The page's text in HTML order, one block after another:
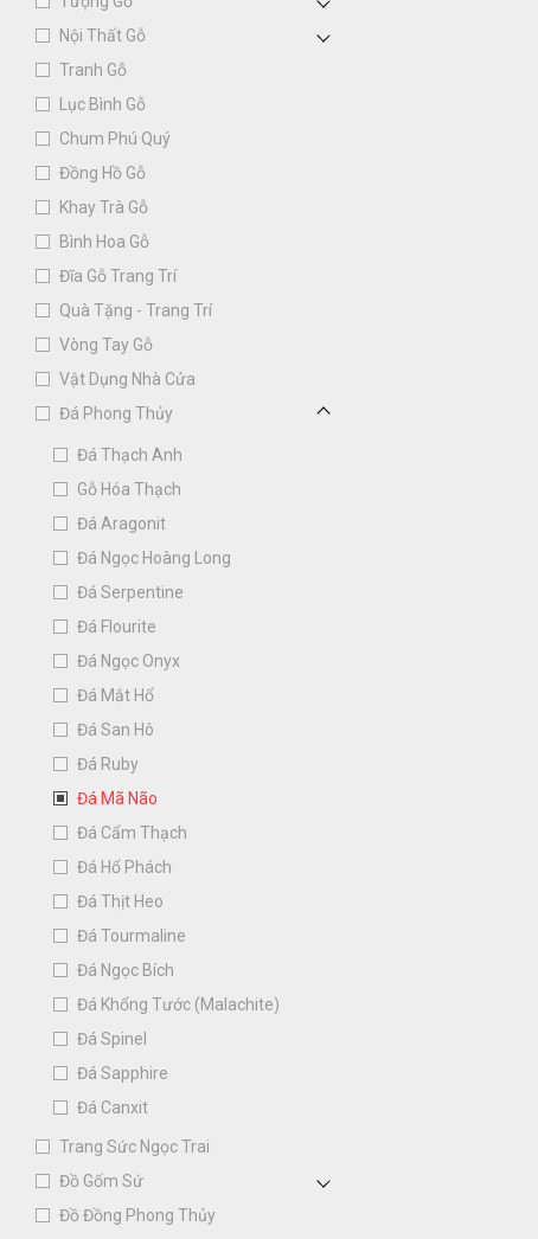
Nội Thất Gỗ
Tranh Gỗ
Lục Bình Gỗ
Chum Phú Quý
Đồng Hồ Gỗ
Khay Trà Gỗ
Bình Hoa Gỗ
Đĩa Gỗ Trang Trí
Quà Tặng - Trang Trí
Vòng Tay Gỗ
Vật Dụng Nhà Cửa
Đá Phong Thủy
Đá Thạch Anh
Gỗ Hóa Thạch
Đá Aragonit
Đá Ngọc Hoàng Long
Đá Serpentine
Đá Flourite
Đá Ngọc Onyx
Đá Mắt Hổ
Đá San Hô
Đá Ruby
Đá Mã Não
Đá Cẩm Thạch
Đá Hổ Phách
Đá Thịt Heo
Đá Tourmaline
Đá Ngọc Bích
Đá Khổng Tước (Malachite)
Đá Spinel
Đá Sapphire
Đá Canxit
Trang Sức Ngọc Trai
Đồ Gốm Sứ
Đồ Đồng Phong Thủy